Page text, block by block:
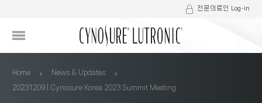
전문의료인 Log-in
Home
News & Updates
20231209 | Cynosure Korea 2023 Summit Meeting